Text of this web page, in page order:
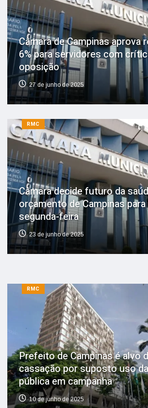
Câmara de Campinas aprova
6% para servidores com
oposição
27 de junho de 2025
RMC
Câmara decide futuro da
orçamento de Campinas
segunda-feira
23 de junho de 2025
RMC
Prefeito de Campinas é alvo
cassação por suposto uso
pública em campanha
10 de junho de 2025